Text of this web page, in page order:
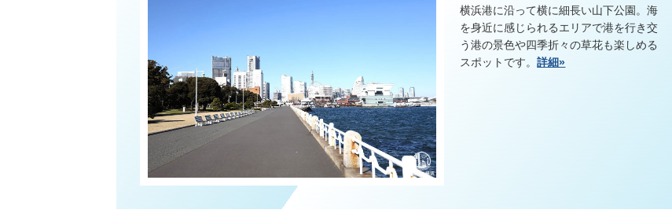
横浜港に沿って横に細長い山下公園。海
を身近に感じられるエリアで港を行き交
う港の景色や四季折々の草花も楽しめる
スポットです。詳細»